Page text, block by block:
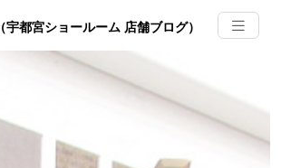
（宇都宮ショールーム 店舗ブログ）